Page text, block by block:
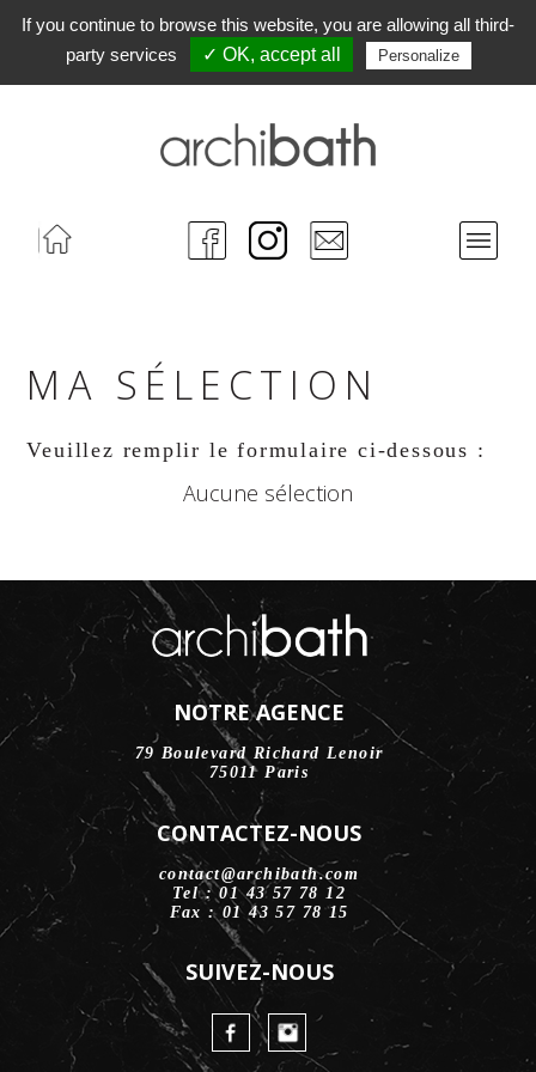
If you continue to browse this website, you are allowing all third-
party services
✓ OK, accept all Personalize
MA SÉLECTION
Veuillez remplir le formulaire ci-dessous :
Aucune sélection
NOTRE AGENCE
79 Boulevard Richard Lenoir
75011 Paris
CONTACTEZ-NOUS
contact@archibath.com
Tel : 01 43 57 78 12
Fax : 01 43 57 78 15
SUIVEZ-NOUS